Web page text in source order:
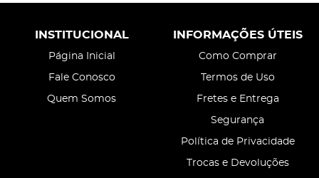
INSTITUCIONAL
Página Inicial
Fale Conosco
Quem Somos
INFORMAÇÕES ÚTEIS
Como Comprar
Termos de Uso
Fretes e Entrega
Segurança
Política de Privacidade
Trocas e Devoluções